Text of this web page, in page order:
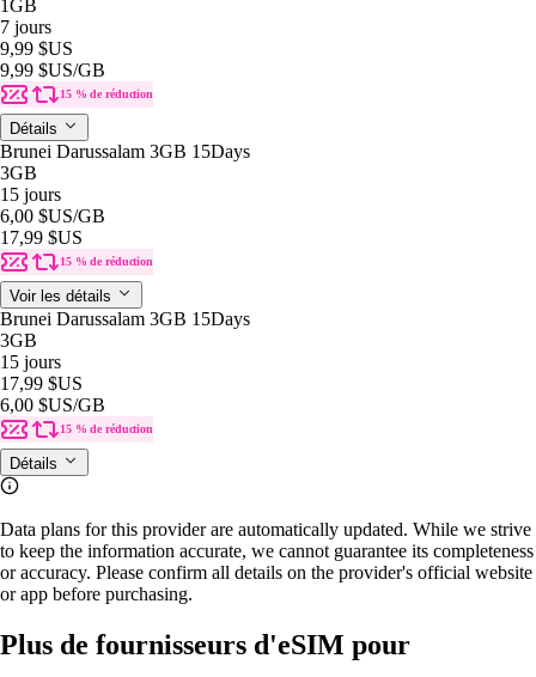
1GB
7 jours
9,99 $US
9,99 $US/GB
15 % de réduction
Détails
Brunei Darussalam 3GB 15Days
3GB
15 jours
6,00 $US/GB
17,99 $US
15 % de réduction
Voir les détails
Brunei Darussalam 3GB 15Days
3GB
15 jours
17,99 $US
6,00 $US/GB
15 % de réduction
Détails
Data plans for this provider are automatically updated. While we strive
to keep the information accurate, we cannot guarantee its completeness
or accuracy. Please confirm all details on the provider's official website
or app before purchasing.
Plus de fournisseurs d'eSIM pour